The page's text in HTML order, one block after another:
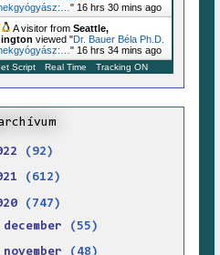
" 16 hrs 30 mins ago
A visitor from Seattle,
viewed "Dr. Bauer Béla Ph.D.
" 16 hrs 34 mins ago
Script Real Time Tracking ON
(92)
(612)
(747)
december (55)